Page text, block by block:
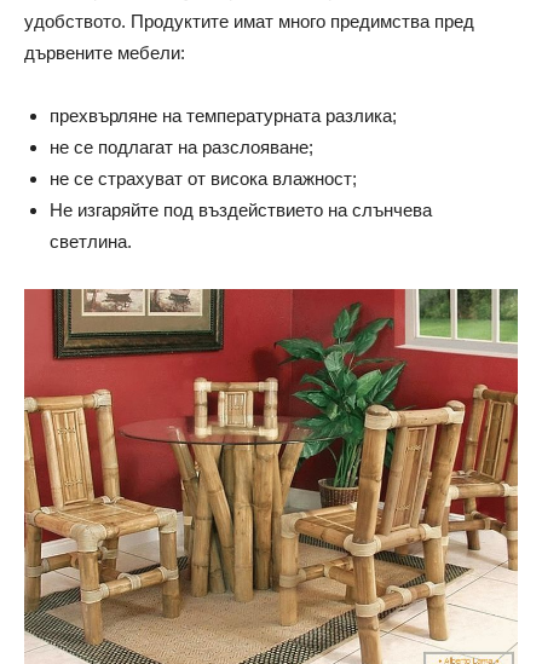
удобството. Продуктите имат много предимства пред
дървените мебели:
прехвърляне на температурната разлика;
не се подлагат на разслояване;
не се страхуват от висока влажност;
Не изгаряйте под въздействието на слънчева
светлина.